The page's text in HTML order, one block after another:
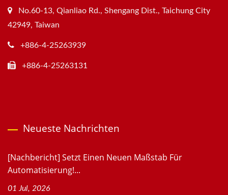
No.60-13, Qianliao Rd., Shengang Dist., Taichung City
42949, Taiwan
+886-4-25263939
+886-4-25263131
Neueste Nachrichten
[Nachbericht] Setzt Einen Neuen Maßstab Für
Automatisierung!...
01 Jul, 2026